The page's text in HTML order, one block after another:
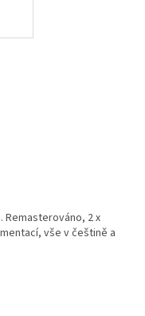
Remasterováno, 2 x
vše v češtině a